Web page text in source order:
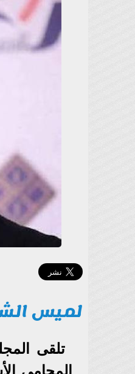
لميس
تلقى
المحامي